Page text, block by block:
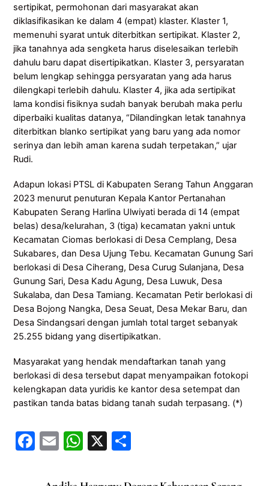
sertipikat, permohonan dari masyarakat akan
diklasifikasikan ke dalam 4 (empat) klaster. Klaster 1,
memenuhi syarat untuk diterbitkan sertipikat. Klaster 2,
jika tanahnya ada sengketa harus diselesaikan terlebih
dahulu baru dapat disertipikatkan. Klaster 3, persyaratan
belum lengkap sehingga persyaratan yang ada harus
dilengkapi terlebih dahulu. Klaster 4, jika ada sertipikat
lama kondisi fisiknya sudah banyak berubah maka perlu
diperbaiki kualitas datanya, “Dilandingkan letak tanahnya
diterbitkan blanko sertipikat yang baru yang ada nomor
serinya dan lebih aman karena sudah terpetakan,” ujar
Rudi.
Adapun lokasi PTSL di Kabupaten Serang Tahun Anggaran
2023 menurut penuturan Kepala Kantor Pertanahan
Kabupaten Serang Harlina Ulwiyati berada di 14 (empat
belas) desa/kelurahan, 3 (tiga) kecamatan yakni untuk
Kecamatan Ciomas berlokasi di Desa Cemplang, Desa
Sukabares, dan Desa Ujung Tebu. Kecamatan Gunung Sari
berlokasi di Desa Ciherang, Desa Curug Sulanjana, Desa
Gunung Sari, Desa Kadu Agung, Desa Luwuk, Desa
Sukalaba, dan Desa Tamiang. Kecamatan Petir berlokasi di
Desa Bojong Nangka, Desa Seuat, Desa Mekar Baru, dan
Desa Sindangsari dengan jumlah total target sebanyak
25.255 bidang yang disertipikatkan.
Masyarakat yang hendak mendaftarkan tanah yang
berlokasi di desa tersebut dapat menyampaikan fotokopi
kelengkapan data yuridis ke kantor desa setempat dan
pastikan tanda batas bidang tanah sudah terpasang. (*)
F
E
ai
W
at
X
ar